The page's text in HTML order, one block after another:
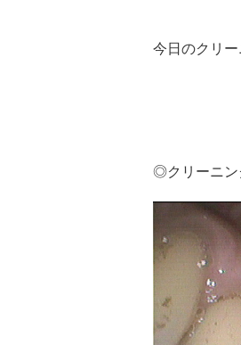
今日のクリー
◎クリーニン